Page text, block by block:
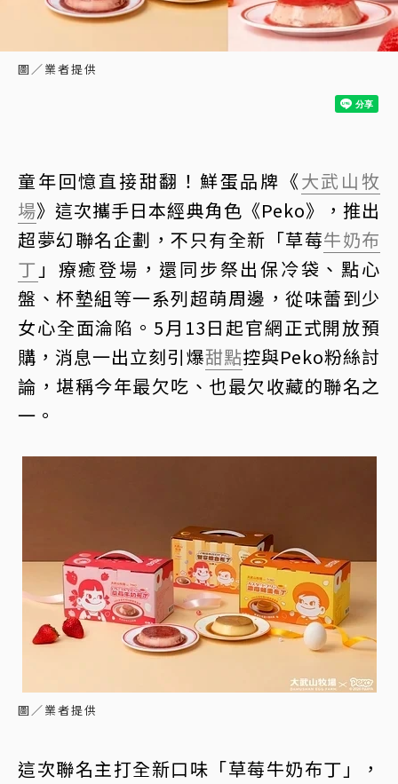
圖／業者提供
童年回憶直接甜翻！鮮蛋品牌《大武山牧
場》這次攜手日本經典角色《Peko》，推出
超夢幻聯名企劃，不只有全新「草莓牛奶布
丁 」療癒登場，還同步祭出保冷袋、點心
盤、杯墊組等一系列超萌周邊，從味蕾到少
女心全面淪陷。5月13日起官網正式開放預
購，消息一出立刻引爆甜點控與Peko粉絲討
論，堪稱今年最欠吃、也最欠收藏的聯名之
一。
圖／業者提供
這次聯名主打全新口味「草莓牛奶布丁」，